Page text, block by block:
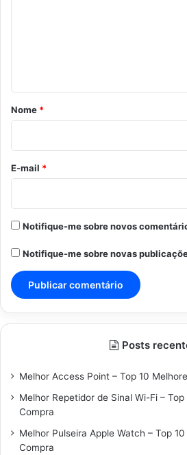
r
i
o
*
Nome *
E-mail *
Notifique-me sobre novos
Notifique-me sobre novas
Posts
Melhor Access Point – Top 10
Melhor Repetidor de Sinal Wi-Fi –
Compra
Melhor Pulseira Apple Watch – Top
Compra